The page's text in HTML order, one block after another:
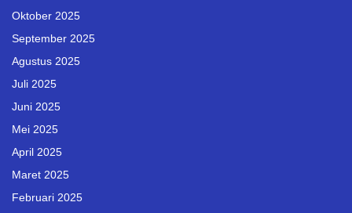
Oktober 2025
September 2025
Agustus 2025
Juli 2025
Juni 2025
Mei 2025
April 2025
Maret 2025
Februari 2025